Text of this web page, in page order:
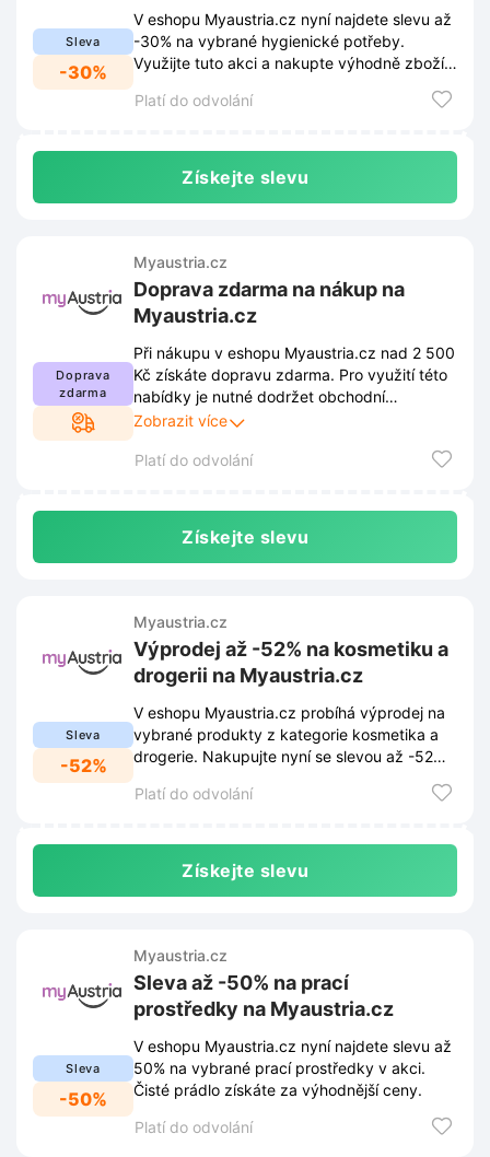
Sleva
-30%
V eshopu Myaustria.cz nyní najdete slevu až
-30% na vybrané hygienické potřeby.
Využijte tuto akci a nakupte výhodně zboží z
Platí do odvolání
Získejte slevu
Doprava
zdarma
Myaustria.cz
Doprava zdarma na nákup na
Myaustria.cz
Při nákupu v eshopu Myaustria.cz nad 2 500
Kč získáte dopravu zdarma. Pro využití této
nabídky je nutné dodržet obchodní
podmínky stanovené prodejcem. Aktuální
stránkách obchodu a podléhají průběžným
Zobrazit více
Platí do odvolání
Získejte slevu
Sleva
-52%
Myaustria.cz
Výprodej až -52% na kosmetiku a
drogerii na Myaustria.cz
V eshopu Myaustria.cz probíhá výprodej na
vybrané produkty z kategorie kosmetika a
drogerie. Nakupujte nyní se slevou až -52%
Platí do odvolání
Získejte slevu
Sleva
-50%
Myaustria.cz
Sleva až -50% na prací
prostředky na Myaustria.cz
V eshopu Myaustria.cz nyní najdete slevu až
50% na vybrané prací prostředky v akci.
Čisté prádlo získáte za výhodnější ceny.
Platí do odvolání